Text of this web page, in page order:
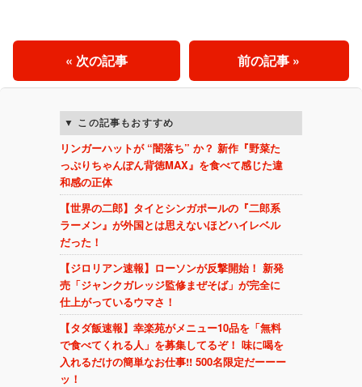
前の記事 »
« 次の記事
この記事もおすすめ
リンガーハットが “闇落ち” か？ 新作『野菜た
っぷりちゃんぽん背徳MAX』を食べて感じた違
和感の正体
【世界の二郎】タイとシンガポールの『二郎系
ラーメン』が外国とは思えないほどハイレベル
だった！
【ジロリアン速報】ローソンが反撃開始！ 新発
売「ジャンクガレッジ監修まぜそば」が完全に
仕上がっているウマさ！
【タダ飯速報】幸楽苑がメニュー10品を「無料
で食べてくれる人」を募集してるぞ！ 味に喝を
入れるだけの簡単なお仕事!! 500名限定だーーー
ッ！